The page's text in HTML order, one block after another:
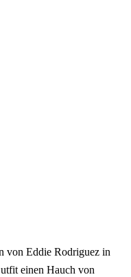
von Eddie Rodriguez in
einen Hauch von